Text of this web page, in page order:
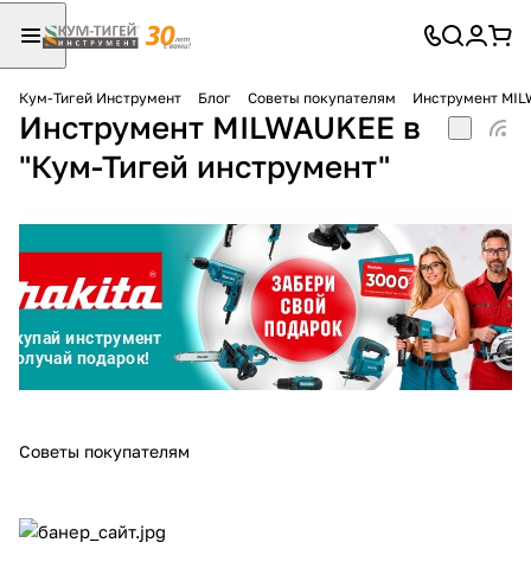
Кум-Тигей Инструмент Блог Советы покупателям Инструмент
Инструмент MILWAUKEE в
"Кум-Тигей инструмент"
Советы покупателям
Для клиентов всех банков
Разбейте
оплатуна части
без переплат
График платежей
25%